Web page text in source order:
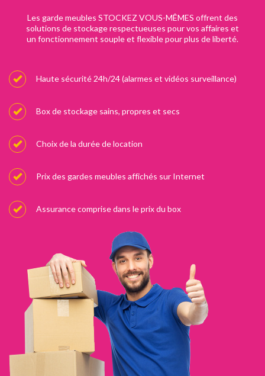
Les garde meubles STOCKEZ VOUS-MÊMES offrent des
solutions de stockage respectueuses pour vos affaires et
un fonctionnement souple et flexible pour plus de liberté.
Haute sécurité 24h/24 (alarmes et vidéos surveillance)
Box de stockage sains, propres et secs
Choix de la durée de location
Prix des gardes meubles affichés sur Internet
Assurance comprise dans le prix du box